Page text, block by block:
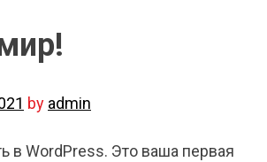
by admin
в WordPress. Это ваша первая